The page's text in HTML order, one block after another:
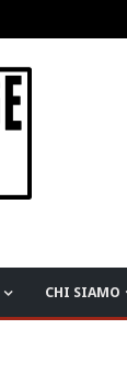
CHI SIAMO